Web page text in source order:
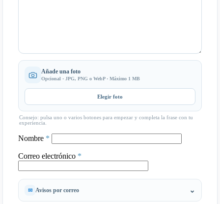
Añade una foto
Opcional · JPG, PNG o WebP · Máximo 1 MB
Elegir foto
Consejo: pulsa uno o varios botones para empezar y completa la frase con tu
experiencia.
Nombre *
Correo electrónico *
Avisos por correo